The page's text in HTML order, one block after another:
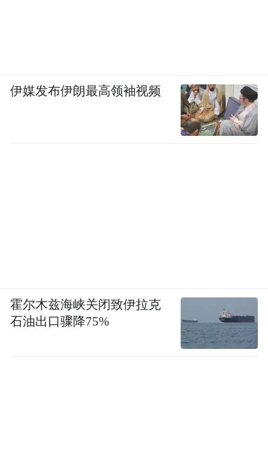
伊媒发布伊朗最高领袖视频
霍尔木兹海峡关闭致伊拉克
石油出口骤降75%